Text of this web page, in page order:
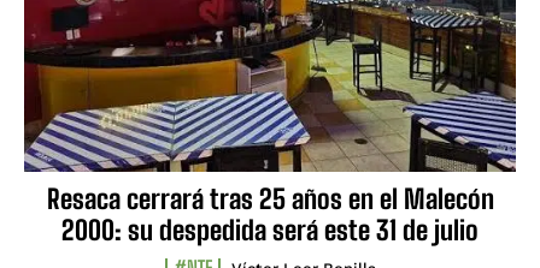
Resaca cerrará tras 25 años en el Malecón
2000: su despedida será este 31 de julio